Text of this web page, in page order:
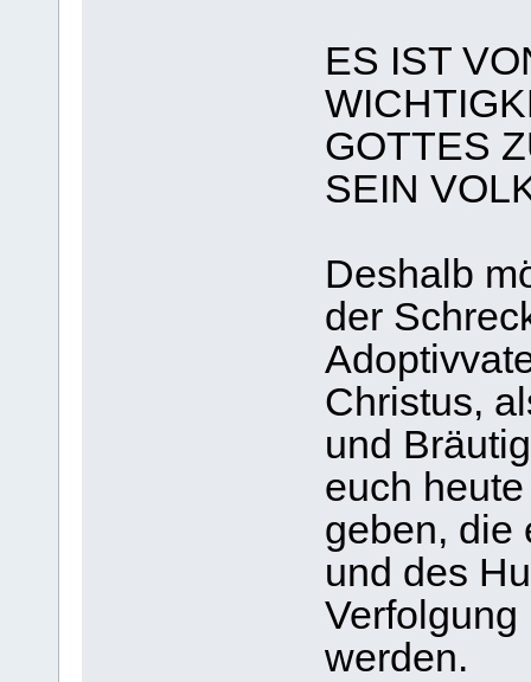
ES IST
GOTTES
SEIN
Deshalb
der
Christus,
und
euch
geben, die
und des
werden.